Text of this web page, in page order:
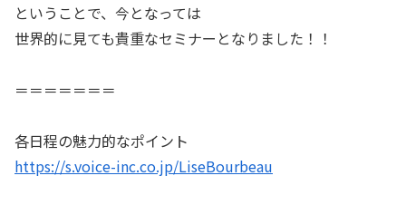
ということで、今となっては
世界的に見ても貴重なセミナーとなりました！！
＝＝＝＝＝＝＝
各日程の魅力的なポイント
https://s.voice-inc.co.jp/LiseBourbeau